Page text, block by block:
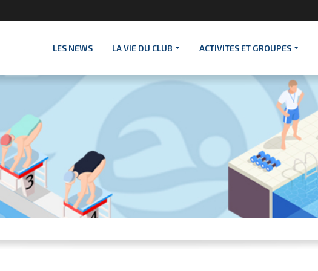
LES NEWS LA VIE DU CLUB ACTIVITES ET GROUPES